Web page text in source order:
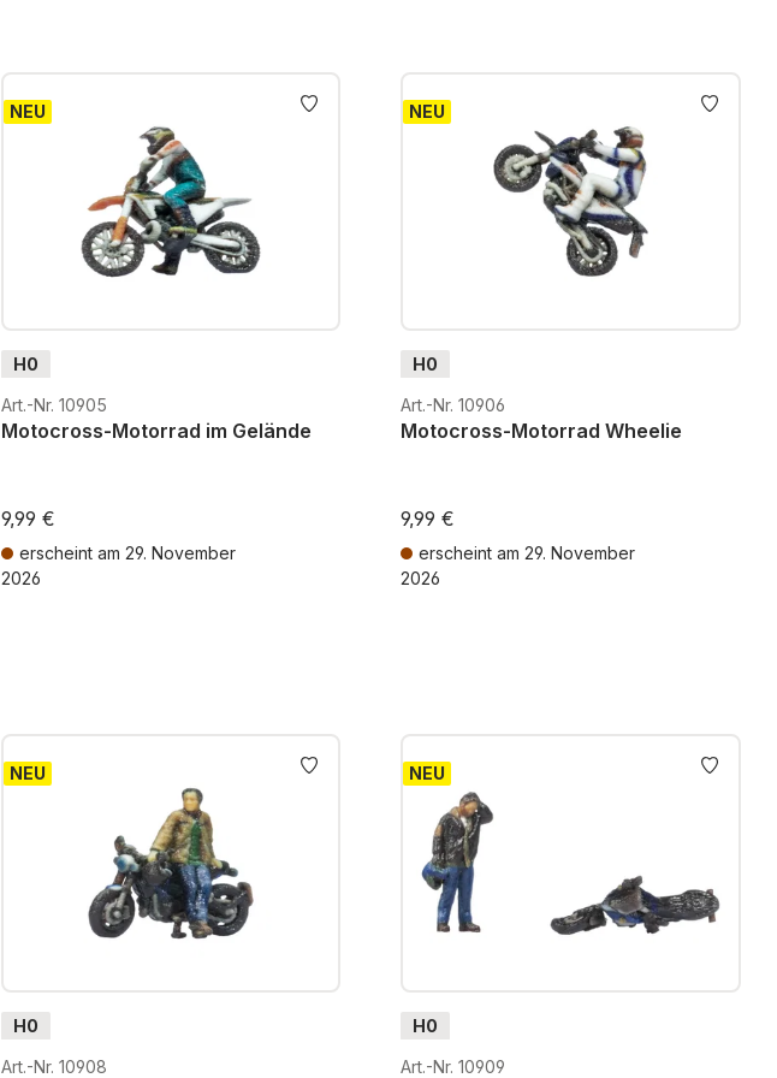
NEU
H0
Art.-Nr. 10905
Motocross-Motorrad im Gelände
9,99 €
erscheint am 29. November
2026
NEU
H0
Art.-Nr. 10906
Motocross-Motorrad Wheelie
9,99 €
erscheint am 29. November
2026
NEU
H0
Art.-Nr. 10908
NEU
H0
Art.-Nr. 10909